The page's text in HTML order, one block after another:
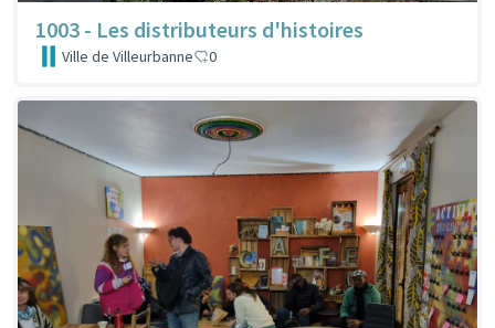
1003 - Les distributeurs d'histoires
Ville de Villeurbanne 0